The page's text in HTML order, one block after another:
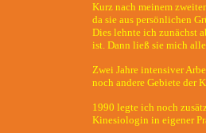
Kurz nach meinem
da sie aus persönlichen
Dies lehnte ich zunächst
ist. Dann ließ sie mich
Zwei Jahre intensiver
noch andere Gebiete der
1990 legte ich noch
Kinesiologin in eigener